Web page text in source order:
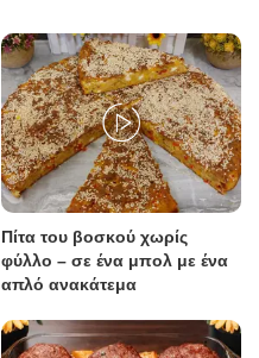
Πίτα του βοσκού χωρίς
φύλλο – σε ένα μπολ με ένα
απλό ανακάτεμα